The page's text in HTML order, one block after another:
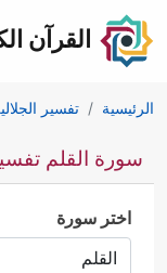
القرآن
الرئيسية تفسير
سورة القلم تفسير
اختر سورة